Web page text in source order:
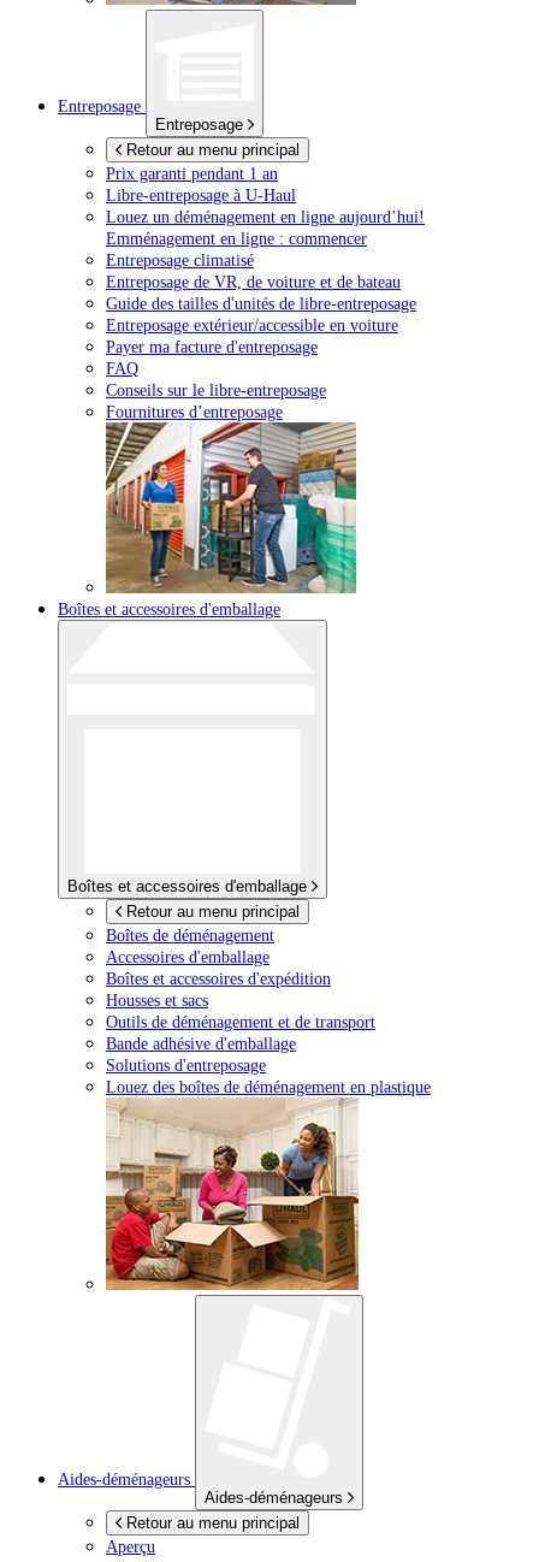
Entreposage
Entreposage
Retour au menu principal
Prix garanti pendant 1 an
Libre-entreposage à U-Haul
Louez un déménagement en ligne aujourd’hui!
Emménagement en ligne : commencer
Entreposage climatisé
Entreposage de VR, de voiture et de bateau
Guide des tailles d'unités de libre-entreposage
Entreposage extérieur/accessible en voiture
Payer ma facture d'entreposage
FAQ
Conseils sur le libre-entreposage
Fournitures d’entreposage
Boîtes et accessoires d'emballage
Boîtes et accessoires d'emballage
Retour au menu principal
Boîtes de déménagement
Accessoires d'emballage
Boîtes et accessoires d'expédition
Housses et sacs
Outils de déménagement et de transport
Bande adhésive d'emballage
Solutions d'entreposage
Louez des boîtes de déménagement en plastique
Aides-déménageurs
Aides-déménageurs
Retour au menu principal
Aperçu